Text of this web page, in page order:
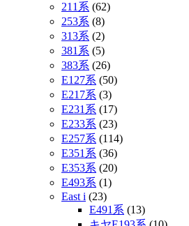
211系 (62)
253系 (8)
313系 (2)
381系 (5)
383系 (26)
E127系 (50)
E217系 (3)
E231系 (17)
E233系 (23)
E257系 (114)
E351系 (36)
E353系 (20)
E493系 (1)
East i (23)
E491系 (13)